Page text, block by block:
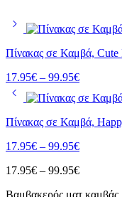
Πίνακας σε Καμβά, Cute
17.95€ – 99.95€Price
17.95€
through
99.95€
Πίνακας σε Καμβά,
17.95€ – 99.95€Price
17.95€
17.95€ – 99.95€Price
Bαμβακερός ματ